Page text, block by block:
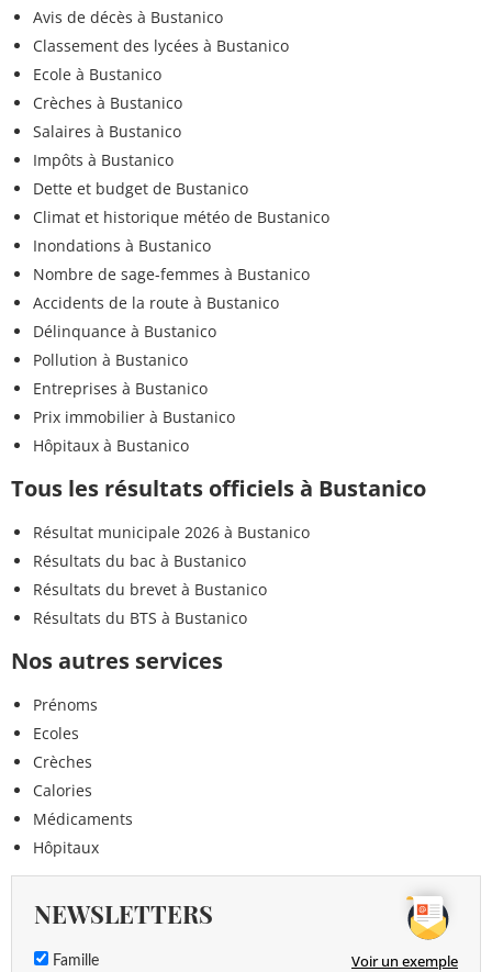
Avis de décès à Bustanico
Classement des lycées à Bustanico
Ecole à Bustanico
Crèches à Bustanico
Salaires à Bustanico
Impôts à Bustanico
Dette et budget de Bustanico
Climat et historique météo de Bustanico
Inondations à Bustanico
Nombre de sage-femmes à Bustanico
Accidents de la route à Bustanico
Délinquance à Bustanico
Pollution à Bustanico
Entreprises à Bustanico
Prix immobilier à Bustanico
Hôpitaux à Bustanico
Tous les résultats officiels à Bustanico
Résultat municipale 2026 à Bustanico
Résultats du bac à Bustanico
Résultats du brevet à Bustanico
Résultats du BTS à Bustanico
Nos autres services
Prénoms
Ecoles
Crèches
Calories
Médicaments
Hôpitaux
NEWSLETTERS
Famille Voir un exemple